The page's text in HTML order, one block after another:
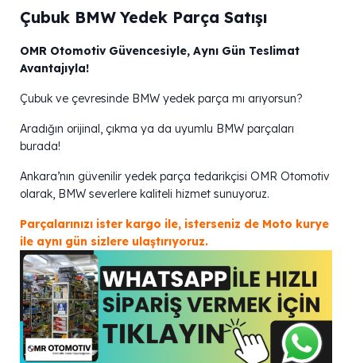
Çubuk BMW Yedek Parça Satışı
OMR Otomotiv Güvencesiyle, Aynı Gün Teslimat
Avantajıyla!
Çubuk ve çevresinde BMW yedek parça mı arıyorsun?
Aradığın orijinal, çıkma ya da uyumlu BMW parçaları
burada!
Ankara’nın güvenilir yedek parça tedarikçisi OMR Otomotiv
olarak, BMW severlere kaliteli hizmet sunuyoruz.
Parçalarınızı ister kargo ile, isterseniz de Moto kurye
ile aynı gün sizlere ulaştırıyoruz.